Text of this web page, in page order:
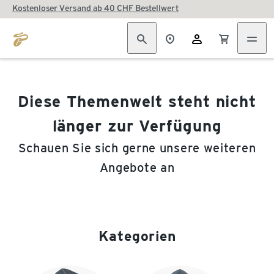
Kostenloser Versand ab 40 CHF Bestellwert
Diese Themenwelt steht nicht
länger zur Verfügung
Schauen Sie sich gerne unsere weiteren
Angebote an
Kategorien